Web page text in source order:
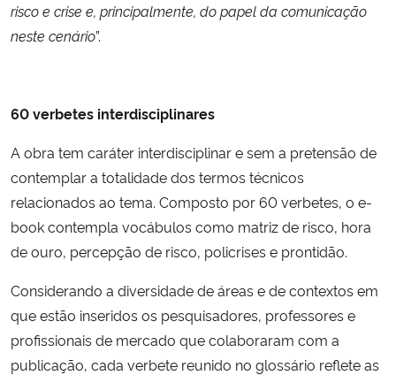
risco e crise e, principalmente, do papel da comunicação
neste cenário”.
60 verbetes interdisciplinares
A obra tem caráter interdisciplinar e sem a pretensão de
contemplar a totalidade dos termos técnicos
relacionados ao tema. Composto por 60 verbetes, o e-
book contempla vocábulos como matriz de risco, hora
de ouro, percepção de risco, policrises e prontidão.
Considerando a diversidade de áreas e de contextos em
que estão inseridos os pesquisadores, professores e
profissionais de mercado que colaboraram com a
publicação, cada verbete reunido no glossário reflete as